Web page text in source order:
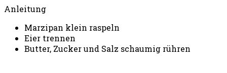
Anleitung
Marzipan klein raspeln
Eier trennen
Butter, Zucker und Salz schaumig rühren